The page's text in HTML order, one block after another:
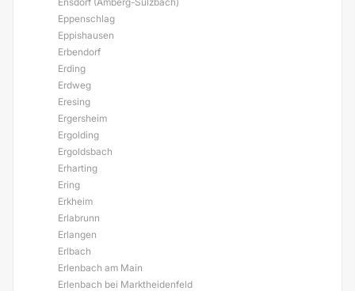
Eppenschlag
Eppishausen
Erbendorf
Erding
Erdweg
Eresing
Ergersheim
Ergolding
Ergoldsbach
Erharting
Ering
Erkheim
Erlabrunn
Erlangen
Erlbach
Erlenbach am Main
Erlenbach bei Marktheidenfeld